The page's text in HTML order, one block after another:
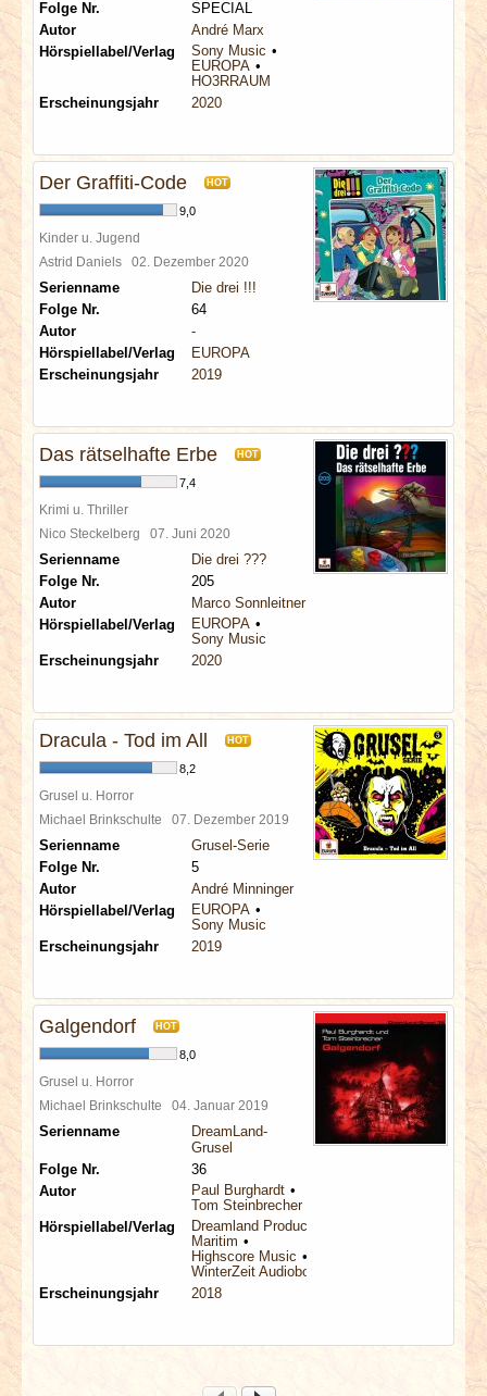
Folge Nr.
SPECIAL
Autor
André Marx
Hörspiellabel/Verlag
Sony Music
EUROPA
HO3RRAUM
Erscheinungsjahr
2020
Der Graffiti-Code HOT
9,0
Kinder u. Jugend
Astrid Daniels 02. Dezember 2020
Serienname
Die drei !!!
Folge Nr.
64
Autor
-
Hörspiellabel/Verlag
EUROPA
Erscheinungsjahr
2019
Das rätselhafte Erbe HOT
7,4
Krimi u. Thriller
Nico Steckelberg 07. Juni 2020
Serienname
Die drei ???
Folge Nr.
205
Autor
Marco Sonnleitner
Hörspiellabel/Verlag
EUROPA
Sony Music
Erscheinungsjahr
2020
Dracula - Tod im All HOT
8,2
Grusel u. Horror
Michael Brinkschulte 07. Dezember 2019
Serienname
Grusel-Serie
Folge Nr.
5
Autor
André Minninger
Hörspiellabel/Verlag
EUROPA
Sony Music
Erscheinungsjahr
2019
Galgendorf HOT
8,0
Grusel u. Horror
Michael Brinkschulte 04. Januar 2019
Serienname
DreamLand-
Grusel
Folge Nr.
36
Autor
Paul Burghardt
Tom Steinbrecher
Hörspiellabel/Verlag
Dreamland Productions
Maritim
Highscore Music
WinterZeit Audiobooks
Erscheinungsjahr
2018